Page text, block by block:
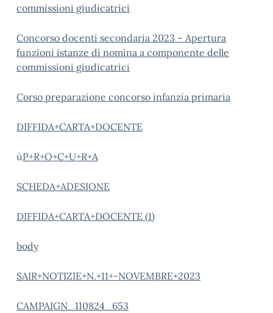
commissioni giudicatrici
Concorso docenti secondaria 2023 – Apertura
funzioni istanze di nomina a componente delle
commissioni giudicatrici
Corso preparazione concorso infanzia primaria
DIFFIDA+CARTA+DOCENTE
ùP+R+O+C+U+R+A
SCHEDA+ADESIONE
DIFFIDA+CARTA+DOCENTE (1)
body
SAIR+NOTIZIE+N.+11+-NOVEMBRE+2023
CAMPAIGN_110824_653